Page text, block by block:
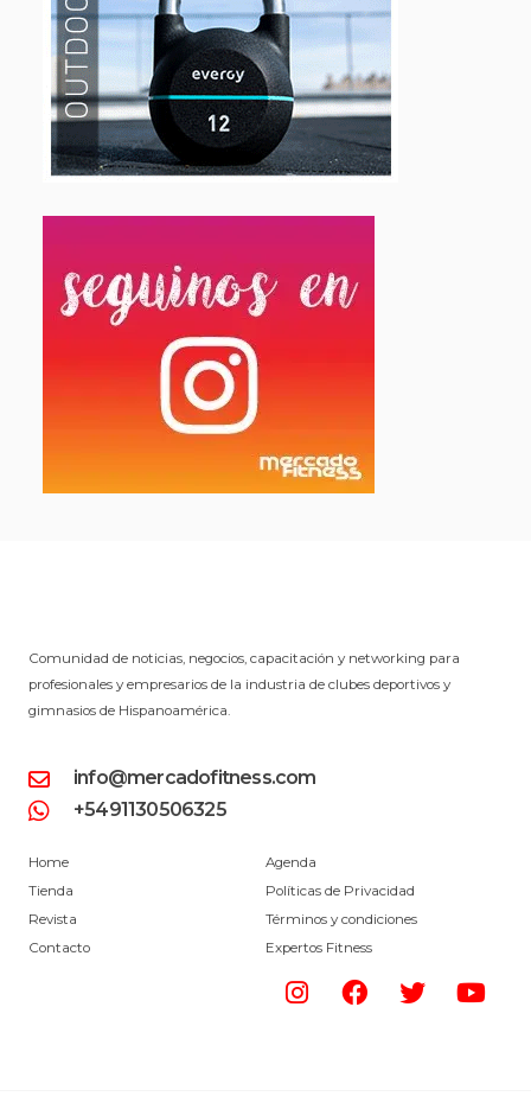
Comunidad de noticias, negocios, capacitación y networking para
profesionales y empresarios de la industria de clubes deportivos y
gimnasios de Hispanoamérica.
info@mercadofitness.com
+5491130506325
Home
Tienda
Revista
Contacto
Agenda
Políticas de Privacidad
Términos y condiciones
Expertos Fitness